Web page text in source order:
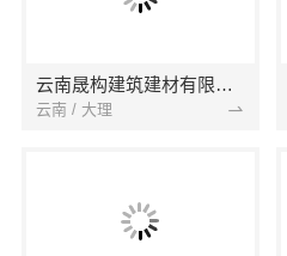
云南晟构建筑建材有限公司
云南 / 大理